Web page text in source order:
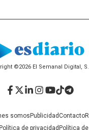
©2026 El Semanal Digital,
somosPublicidadContacto
de privacidadPolítica
Facebook
Twitter
LinkedIn
Instagram
YouTube
TikTok